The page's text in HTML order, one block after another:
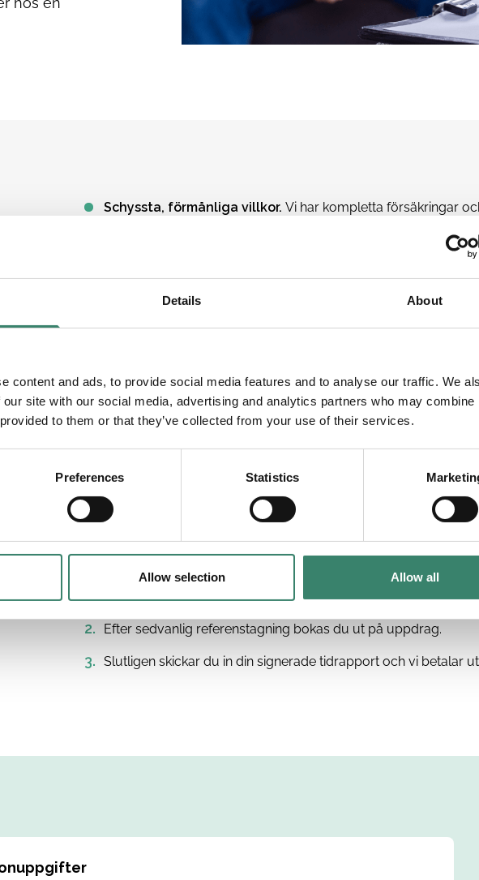
Details About
content and ads, to provide social media features and to analyse our traffic. We
site with our social media, advertising and analytics partners who may combine
to them or that they’ve collected from your use of their services.
Preferences Statistics
Allow selection Allow all
Schyssta, förmånliga villkor. Vi har kompletta försäkringar
flexibla pensionslösningar som kan anpassas efter dina behov
Du är försäkrad till och från arbetet. Vi har även
du kan ådra dig i arbetet.
Du kan ägna mer tid
Valfrihet och flexibilitet. Möjlighet att styra över din fritid och
Du gör en intresseanmälan via formuläret och en konsultchef
Tillsammans kommer ni sedan fram till vilket uppdrag som
Efter sedvanlig referenstagning bokas du ut på uppdrag.
Slutligen skickar du in din signerade tidrapport och vi betalar